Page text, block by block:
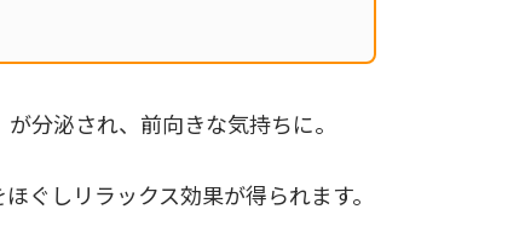
分泌され、前向きな気持ちに。
ぐしリラックス効果が得られます。